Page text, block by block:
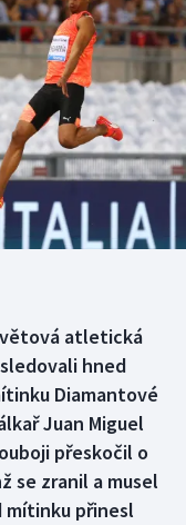
atletická
hned
Diamantové
Juan Miguel
přeskočil o
se zranil a musel
mítinku přinesl